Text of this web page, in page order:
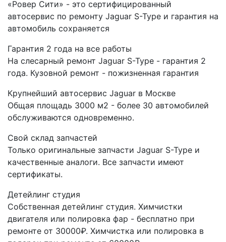
«Ровер Сити» - это сертифицированный
автосервис по ремонту Jaguar S-Type и гарантия на
автомобиль сохраняется
Гарантия 2 года на все работы
На слесарный ремонт Jaguar S-Type - гарантия 2
года. Кузовной ремонт - пожизненная гарантия
Крупнейший автосервис Jaguar в Москве
Общая площадь 3000 м2 - более 30 автомобилей
обслуживаются одновременно.
Свой склад запчастей
Только оригинальные запчасти Jaguar S-Type и
качественные аналоги. Все запчасти имеют
сертификаты.
Детейлинг студия
Собственная детейлинг студия. Химчистки
двигателя или полировка фар - бесплатно при
ремонте от 30000₽. Химчистка или полировка в